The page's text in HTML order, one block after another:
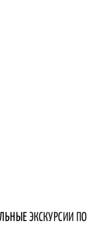
ЭКСКУРСИИ ПО